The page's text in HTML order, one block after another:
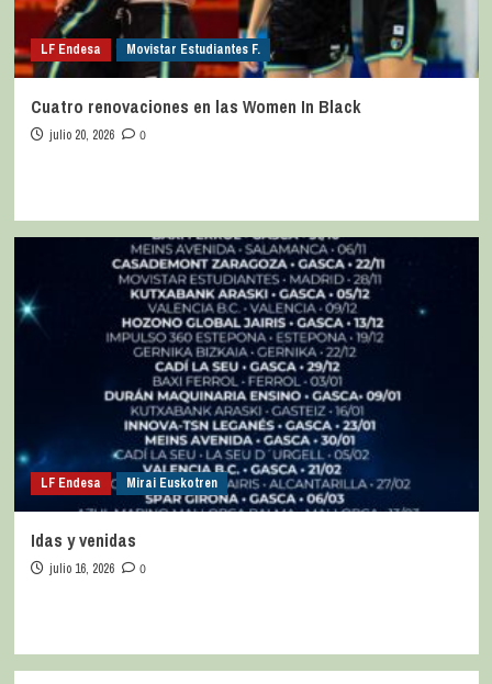
LF Endesa Movistar Estudiantes F.
Cuatro renovaciones en las Women In Black
julio 20, 2026 0
LF Endesa Mirai Euskotren
Idas y venidas
julio 16, 2026 0